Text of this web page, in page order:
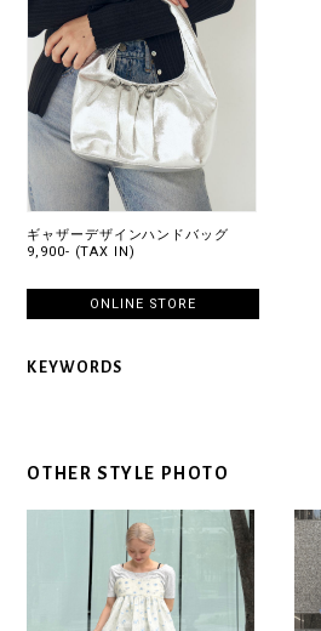
ギャザーデザインハンドバッグ
9,900- (TAX IN)
ONLINE STORE
KEYWORDS
OTHER STYLE PHOTO